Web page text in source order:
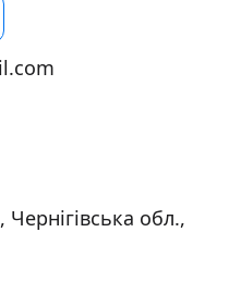
обл.,